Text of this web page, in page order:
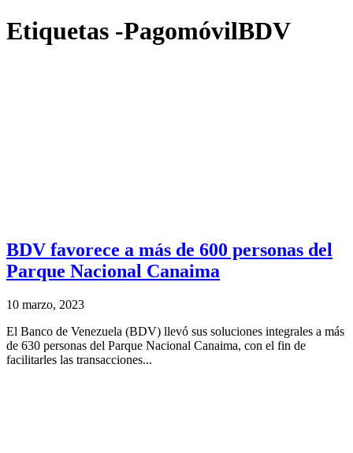
Etiquetas -PagomóvilBDV
BDV favorece a más de 600 personas del
Parque Nacional Canaima
10 marzo, 2023
El Banco de Venezuela (BDV) llevó sus soluciones integrales a más
de 630 personas del Parque Nacional Canaima, con el fin de
facilitarles las transacciones...